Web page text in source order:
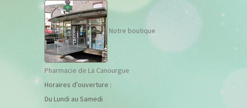
Notre boutique
Pharmacie de La Canourgue
Horaires d'ouverture :
Du Lundi au Samedi